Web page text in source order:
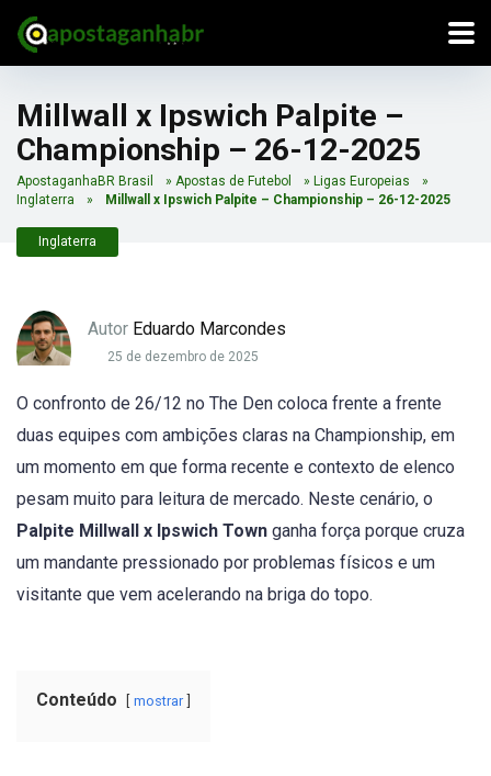
Millwall x Ipswich Palpite –
Championship – 26-12-2025
ApostaganhaBR Brasil » Apostas de Futebol » Ligas Europeias
»
Inglaterra
» Millwall x Ipswich Palpite – Championship – 26-12-2025
Inglaterra
Autor Eduardo Marcondes
25 de dezembro de 2025
O confronto de 26/12 no The Den coloca frente a frente
duas equipes com ambições claras na Championship, em
um momento em que forma recente e contexto de elenco
pesam muito para leitura de mercado. Neste cenário, o
Palpite Millwall x Ipswich Town ganha força porque cruza
um mandante pressionado por problemas físicos e um
visitante que vem acelerando na briga do topo.
Conteúdo mostrar